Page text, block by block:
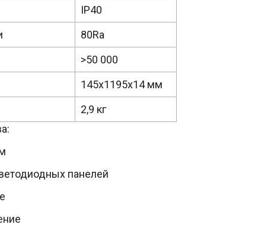
IP40
80Ra
>50 000
145х1195х14 мм
2,9 кг
панелей